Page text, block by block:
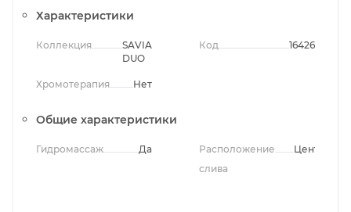
Характеристики
Коллекция
SAVIA
DUO
Хромотерапия Нет
Код 16426
Общие характеристики
Гидромассаж Да
Расположение
слива